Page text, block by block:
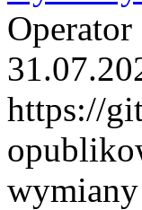
https://